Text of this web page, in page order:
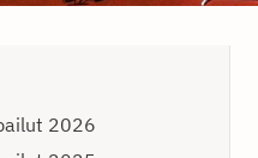
2026